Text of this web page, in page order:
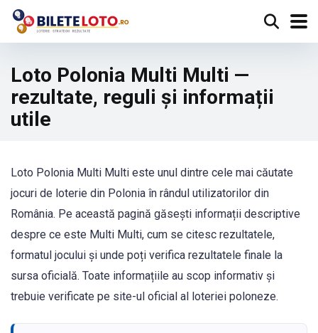
Loto Polonia Multi Multi —
rezultate, reguli și informații
utile
Loto Polonia Multi Multi este unul dintre cele mai căutate
jocuri de loterie din Polonia în rândul utilizatorilor din
România. Pe această pagină găsești informații descriptive
despre ce este Multi Multi, cum se citesc rezultatele,
formatul jocului și unde poți verifica rezultatele finale la
sursa oficială. Toate informațiile au scop informativ și
trebuie verificate pe site-ul oficial al loteriei poloneze.